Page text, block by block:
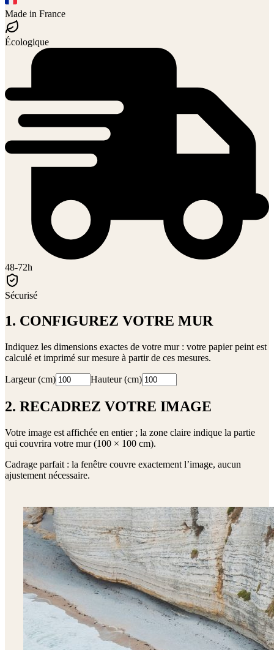
Made in France
Écologique
48-72h
Sécurisé
1. CONFIGUREZ VOTRE MUR
Indiquez les dimensions exactes de votre mur : votre papier peint est
calculé et imprimé sur mesure à partir de ces mesures.
Largeur (cm) Hauteur (cm)
2. RECADREZ VOTRE IMAGE
Votre image est affichée en entier ; la zone claire indique la partie
qui couvrira votre mur (100 × 100 cm).
Cadrage parfait : la fenêtre couvre exactement l’image, aucun
ajustement nécessaire.